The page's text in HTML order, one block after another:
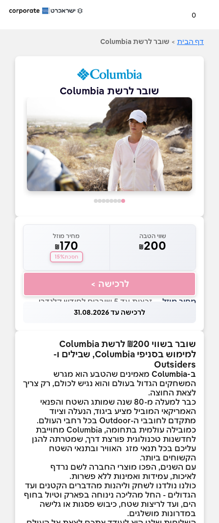
0
דף הבית > שובר לרשת Columbia
שובר לרשת Columbia
שווי הטבה
₪200
מחיר מוזל
₪170
חסכת15%
לרכישה >
מחיר מוזל — זכאות עד 5 שוברים לחודש קלנדרי
לרכישה עד 31.08.2026
שובר בשווי ₪200 לרשת Columbia
למימוש בסניפי Columbia, שבילים ו-
Outsiders
ב-Columbia
מאמינים שהטבע הוא מגרש
המשחקים הגדול בעולם והוא נגיש לכולם, רק צריך
לצאת החוצה.
כבר למעלה מ-80 שנה שמותג השטח והפנאי
האמריקאי המוביל מציע ביגוד, הנעלה וציוד
מתקדם לחובבי ה-Outdoor בכל רחבי העולם.
כמובילה עולמית בתחומה, Columbia מחוייבת
לחדשנות טכנולוגית פורצת דרך, שמטרתה להגן
עליכם בכל תנאי מזג האוויר ובתנאי השטח
הקשוחים ביותר.
עם השנים, הפכו מוצרי החברה לשם נרדף
לאיכות, עמידות ואמינות ללא פשרות.
כולנו נולדנו לשחק וליהנות מהדברים הקטנים ועד
הגדולים - החל מהליכה נינוחה בפארק וטיול בחוף
הים, ועד לריצות שטח, כיבוש פסגות או גלישה
במדרונות מושלגים.